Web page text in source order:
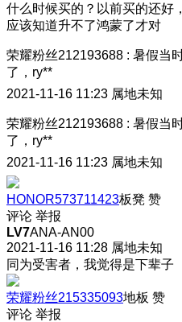
什么时候买的？以前买的还好
应该知道升不了鸿蒙了才对
荣耀粉丝212193688 : 暑假当
了，ry**
2021-11-16 11:23 属地未知
荣耀粉丝212193688 : 暑假当
了，ry**
2021-11-16 11:23 属地未知
HONOR573711423板凳 赞
评论 举报
LV7ANA-AN00
2021-11-16 11:28 属地未知
同为受害者，我觉得是下辈子
荣耀粉丝215335093地板 赞
评论 举报